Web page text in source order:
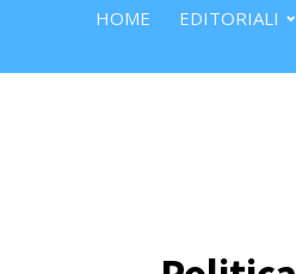
HOME EDITORIALI